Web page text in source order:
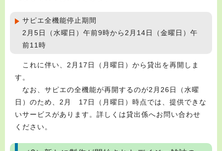
サピエ全機能停止期間
2月5日（水曜日）午前9時から2月14日（金曜日）午
前11時
これに伴い、2月17日（月曜日）から貸出を再開しま
す。
なお、サピエの全機能が再開するのが2月26日（水曜
日）のため、2月 17日（月曜日）時点では、提供できな
いサービスがあります。詳しくは貸出係へお問い合わせ
ください。